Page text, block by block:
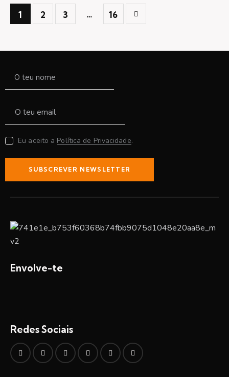
1 2 3 … 16
Eu aceito a Política de Privacidade.
SUBSCREVER NEWSLETTER
Envolve-te
Redes Sociais